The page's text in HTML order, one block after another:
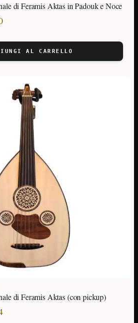
di Feramis Aktas in Padouk e Noce
AL CARRELLO
di Feramis Aktas (con pickup)